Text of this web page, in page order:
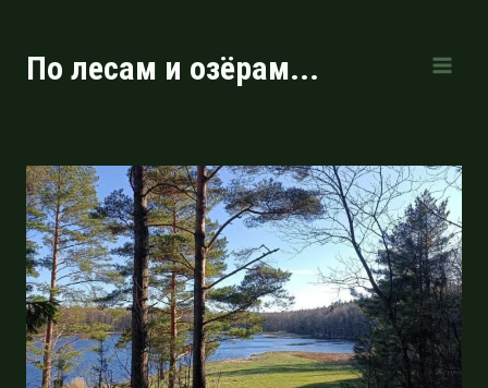
содержимому
По лесам и озёрам...